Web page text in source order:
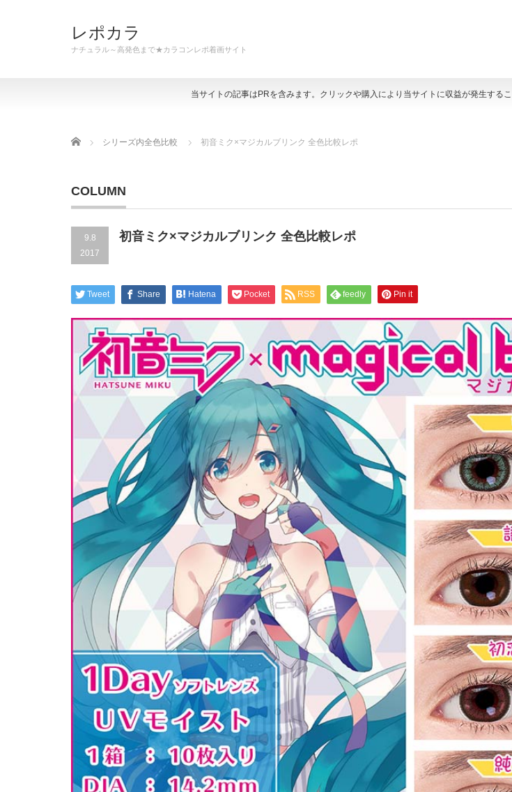
レポカラ
ナチュラル～高発色まで★カラコンレポ着画サイト
当サイトの記事はPRを含みます。クリックや購入により当サイトに収益が発生する
Home シリーズ内全色比較 初音ミク×マジカルブリンク 全色比較レポ
COLUMN
9.8
2017
初音ミク×マジカルブリンク 全色比較レポ
Tweet Share Hatena Pocket RSS feedly Pin it